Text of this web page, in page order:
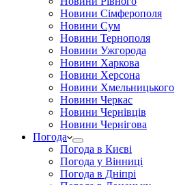
Новини Сімферополя
Новини Сум
Новини Тернополя
Новини Ужгорода
Новини Харкова
Новини Херсона
Новини Хмельницького
Новини Черкас
Новини Чернівців
Новини Чернігова
Погода
Погода в Києві
Погода у Вінниці
Погода в Дніпрі